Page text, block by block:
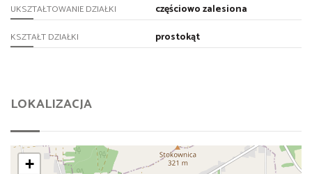
UKSZTAŁTOWANIE DZIAŁKI częściowo zalesiona
KSZTAŁT DZIAŁKI prostokąt
LOKALIZACJA
+